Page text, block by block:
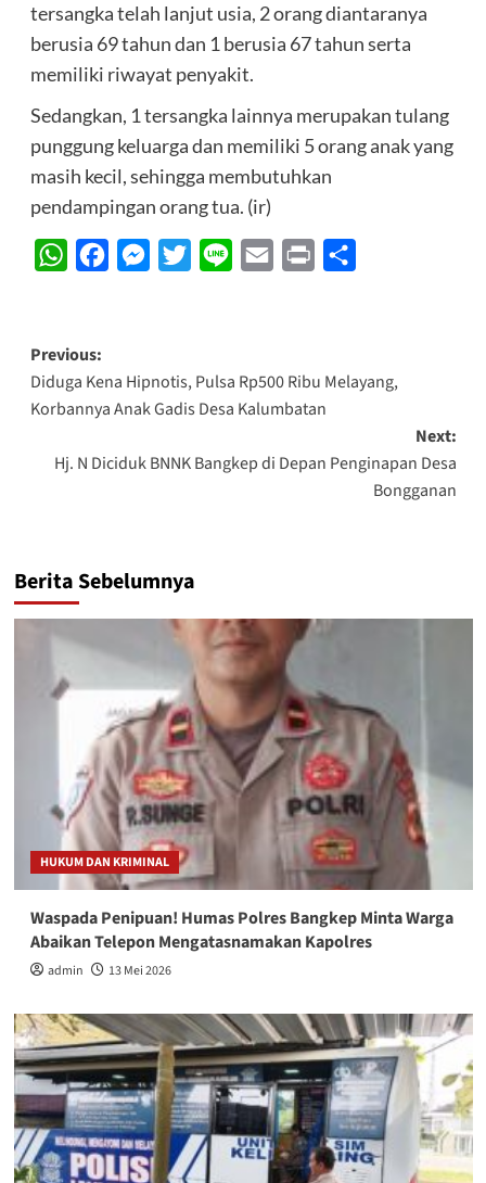
tersangka telah lanjut usia, 2 orang diantaranya
berusia 69 tahun dan 1 berusia 67 tahun serta
memiliki riwayat penyakit.
Sedangkan, 1 tersangka lainnya merupakan tulang
punggung keluarga dan memiliki 5 orang anak yang
masih kecil, sehingga membutuhkan
pendampingan orang tua. (ir)
WhatsAppFacebookMessenger
Twitter Line Email Print
Post
navigation
Previous:
Diduga Kena Hipnotis, Pulsa Rp500 Ribu Melayang,
Korbannya Anak Gadis Desa Kalumbatan
Next:
Hj. N Diciduk BNNK Bangkep di Depan Penginapan Desa
Bongganan
Berita Sebelumnya
HUKUM DAN KRIMINAL
Waspada Penipuan! Humas Polres Bangkep Minta Warga
Abaikan Telepon Mengatasnamakan Kapolres
admin 13 Mei 2026